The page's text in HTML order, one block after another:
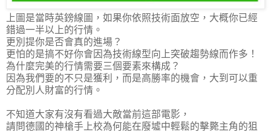
上圖是當時英鎊線圖，如果你依照技術面放空，大概你已經
錯過一半以上的行情。
更別提你是否會真的進場？
更怕的是搞不好你會因為技術線型向上突破趨勢線而作多！
為什麼完美的行情需要三個要素來構成？
因為我們要的不只是獲利，而是高勝率的機會，大到可以重
分配別人財富的行情。
不知道大家有沒有看過大敵當前這部電影，
請問德國的神槍手上校為何能在廢墟中輕鬆的擊斃主角的狙